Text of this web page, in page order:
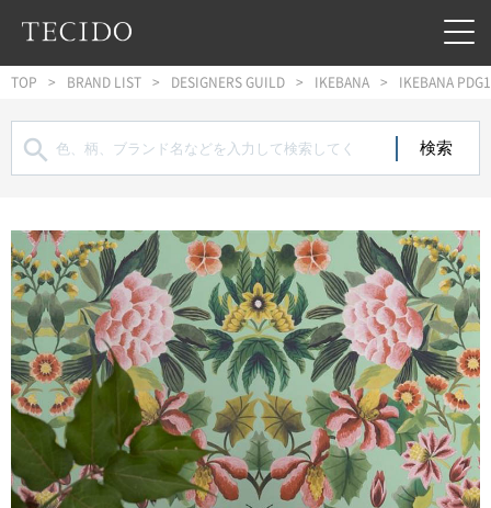
フッターへジャンプ
TOP BRAND LIST DESIGNERS GUILD IKEBANA IKEBANA
